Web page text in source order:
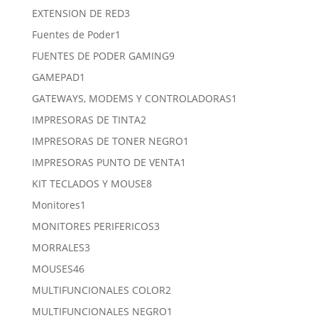
EXTENSION DE RED33
Fuentes de Poder1
producto
FUENTES DE PODER GAMING99
GAMEPAD1
producto
GATEWAYS, MODEMS Y CONTROLADORAS1
IMPRESORAS DE TINTA22
productos
IMPRESORAS DE TONER NEGRO1
IMPRESORAS PUNTO DE VENTA1
KIT TECLADOS Y MOUSE88
Monitores1
producto
MONITORES PERIFERICOS33
MORRALES33
MOUSES4646
productos
MULTIFUNCIONALES COLOR22
productos
MULTIFUNCIONALES NEGRO1